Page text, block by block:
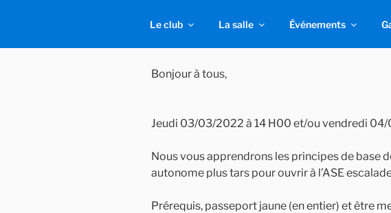
Le club La salle Événements
Bonjour à tous,
Jeudi 03/03/2022 à 14 H00 et/ou vendredi
Nous vous apprendrons les principes de base
autonome plus tars pour ouvrir à l’ASE
Prérequis, passeport jaune (en entier) et être